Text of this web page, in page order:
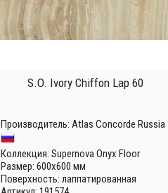
S.O. Ivory Chiffon Lap 60
Производитель: Atlas Concorde Russia
Коллекция: Supernova Onyx Floor
Размер: 600x600 мм
Поверхность: лаппатированная